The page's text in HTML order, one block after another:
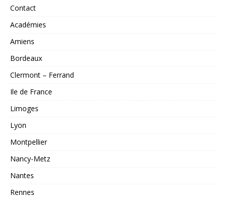
Contact
Académies
Amiens
Bordeaux
Clermont – Ferrand
Ile de France
Limoges
Lyon
Montpellier
Nancy-Metz
Nantes
Rennes